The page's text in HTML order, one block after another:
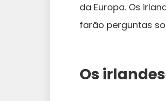
da Europa. Os
farão perguntas
Os